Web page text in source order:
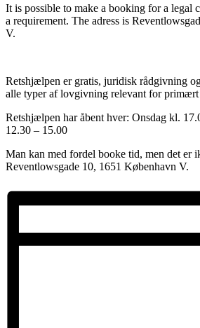
It is possible to make a booking for a legal
a requirement. The adress is
V.
Retshjælpen er gratis, juridisk rådgivning
alle typer af lovgivning relevant for
Retshjælpen har åbent hver: Onsdag kl.
12.30 – 15.00
Man kan med fordel booke tid, men det er
Reventlowsgade 10, 1651 København V.